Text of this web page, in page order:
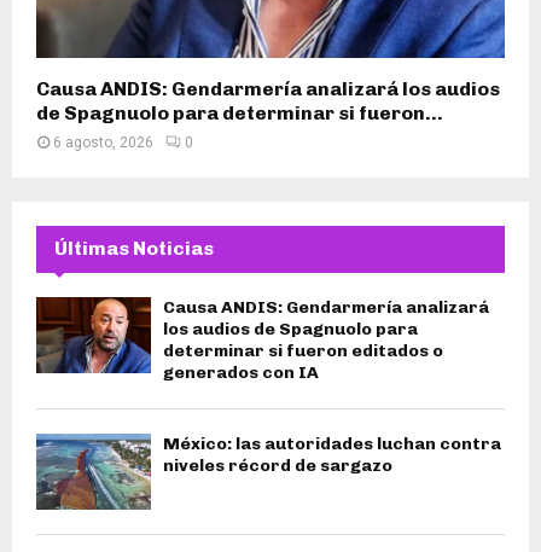
Causa ANDIS: Gendarmería analizará los audios
de Spagnuolo para determinar si fueron...
6 agosto, 2026 0
Últimas Noticias
Causa ANDIS: Gendarmería analizará
los audios de Spagnuolo para
determinar si fueron editados o
generados con IA
México: las autoridades luchan contra
niveles récord de sargazo